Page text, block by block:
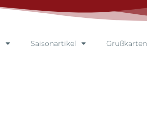
Saisonartikel Grußkarten